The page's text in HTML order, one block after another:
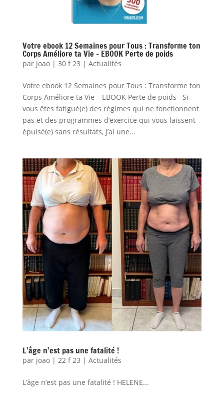
Votre ebook 12 Semaines pour Tous : Transforme ton
Corps Améliore ta Vie – EBOOK Perte de poids
par joao| 30 f 23 | Actualités
Votre ebook 12 Semaines pour Tous : Transforme ton
Corps Améliore ta Vie – EBOOK Perte de poids Si
vous êtes fatigué(e) des régimes qui ne fonctionnent
pas et des programmes d’exercice qui vous laissent
épuisé(e) sans résultats, j’ai une...
L’âge n’est pas une fatalité !
par joao| 22 f 23 | Actualités
L’âge n’est pas une fatalité ! HELENE...